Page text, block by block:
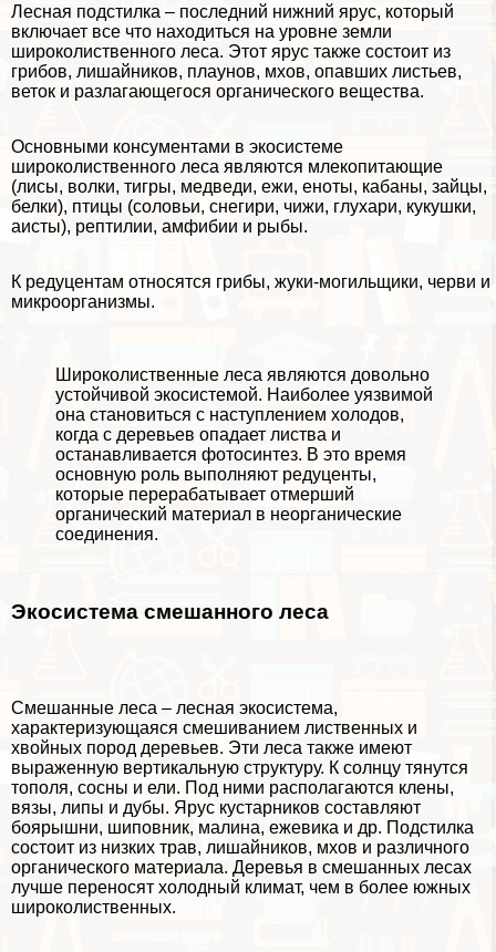
Лесная подстилка – последний нижний ярус, который
включает все что находиться на уровне земли
широколиственного леса. Этот ярус также состоит из
грибов, лишайников, плаунов, мхов, опавших листьев,
веток и разлагающегося органического вещества.
Основными консументами в экосистеме
широколиственного леса являются млекопитающие
(лисы, волки, тигры, медведи, ежи, еноты, кабаны, зайцы,
белки), птицы (соловьи, снегири, чижи, глухари, кукушки,
аисты), рептилии, амфибии и рыбы.
К редуцентам относятся грибы, жуки-могильщики, черви и
микроорганизмы.
Широколиственные леса являются довольно
устойчивой экосистемой. Наиболее уязвимой
она становиться с наступлением холодов,
когда с деревьев опадает листва и
останавливается фотосинтез. В это время
основную роль выполняют редуценты,
которые переpaбатывает отмерший
органический материал в неорганические
соединения.
Экосистема смешанного леса
Смешанные леса – лесная экосистема,
хаpaктеризующаяся смешиванием лиственных и
хвойных пород деревьев. Эти леса также имеют
выраженную вертикальную структуру. К солнцу тянутся
тополя, сосны и ели. Под ними располагаются клены,
вязы, липы и дубы. Ярус кустарников составляют
боярышни, шиповник, малина, ежевика и др. Подстилка
состоит из низких трав, лишайников, мхов и различного
органического материала. Деревья в смешанных лесах
лучше переносят холодный климат, чем в более южных
широколиственных.